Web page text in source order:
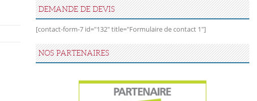
DEMANDE DE DEVIS
[contact-form-7 id="132" title="Formulaire de contact 1"]
NOS PARTENAIRES